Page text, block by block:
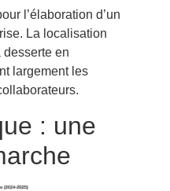
l’élaboration d’un
La localisation
en
largement les
: une